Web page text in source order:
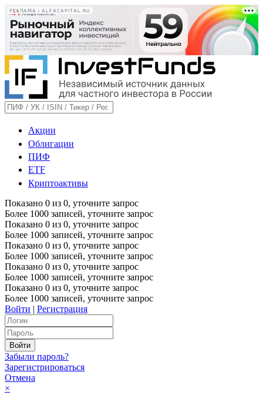
РЕКЛАМА • ALFACAPITAL.RU
Акции
Облигации
ПИФ
ETF
Криптоактивы
Показано 0 из 0, уточните запрос
Более 1000 записей, уточните запрос
Показано 0 из 0, уточните запрос
Более 1000 записей, уточните запрос
Показано 0 из 0, уточните запрос
Более 1000 записей, уточните запрос
Показано 0 из 0, уточните запрос
Более 1000 записей, уточните запрос
Показано 0 из 0, уточните запрос
Более 1000 записей, уточните запрос
Войти | Регистрация
Забыли пароль?
Зарегистрироваться
Отмена
×